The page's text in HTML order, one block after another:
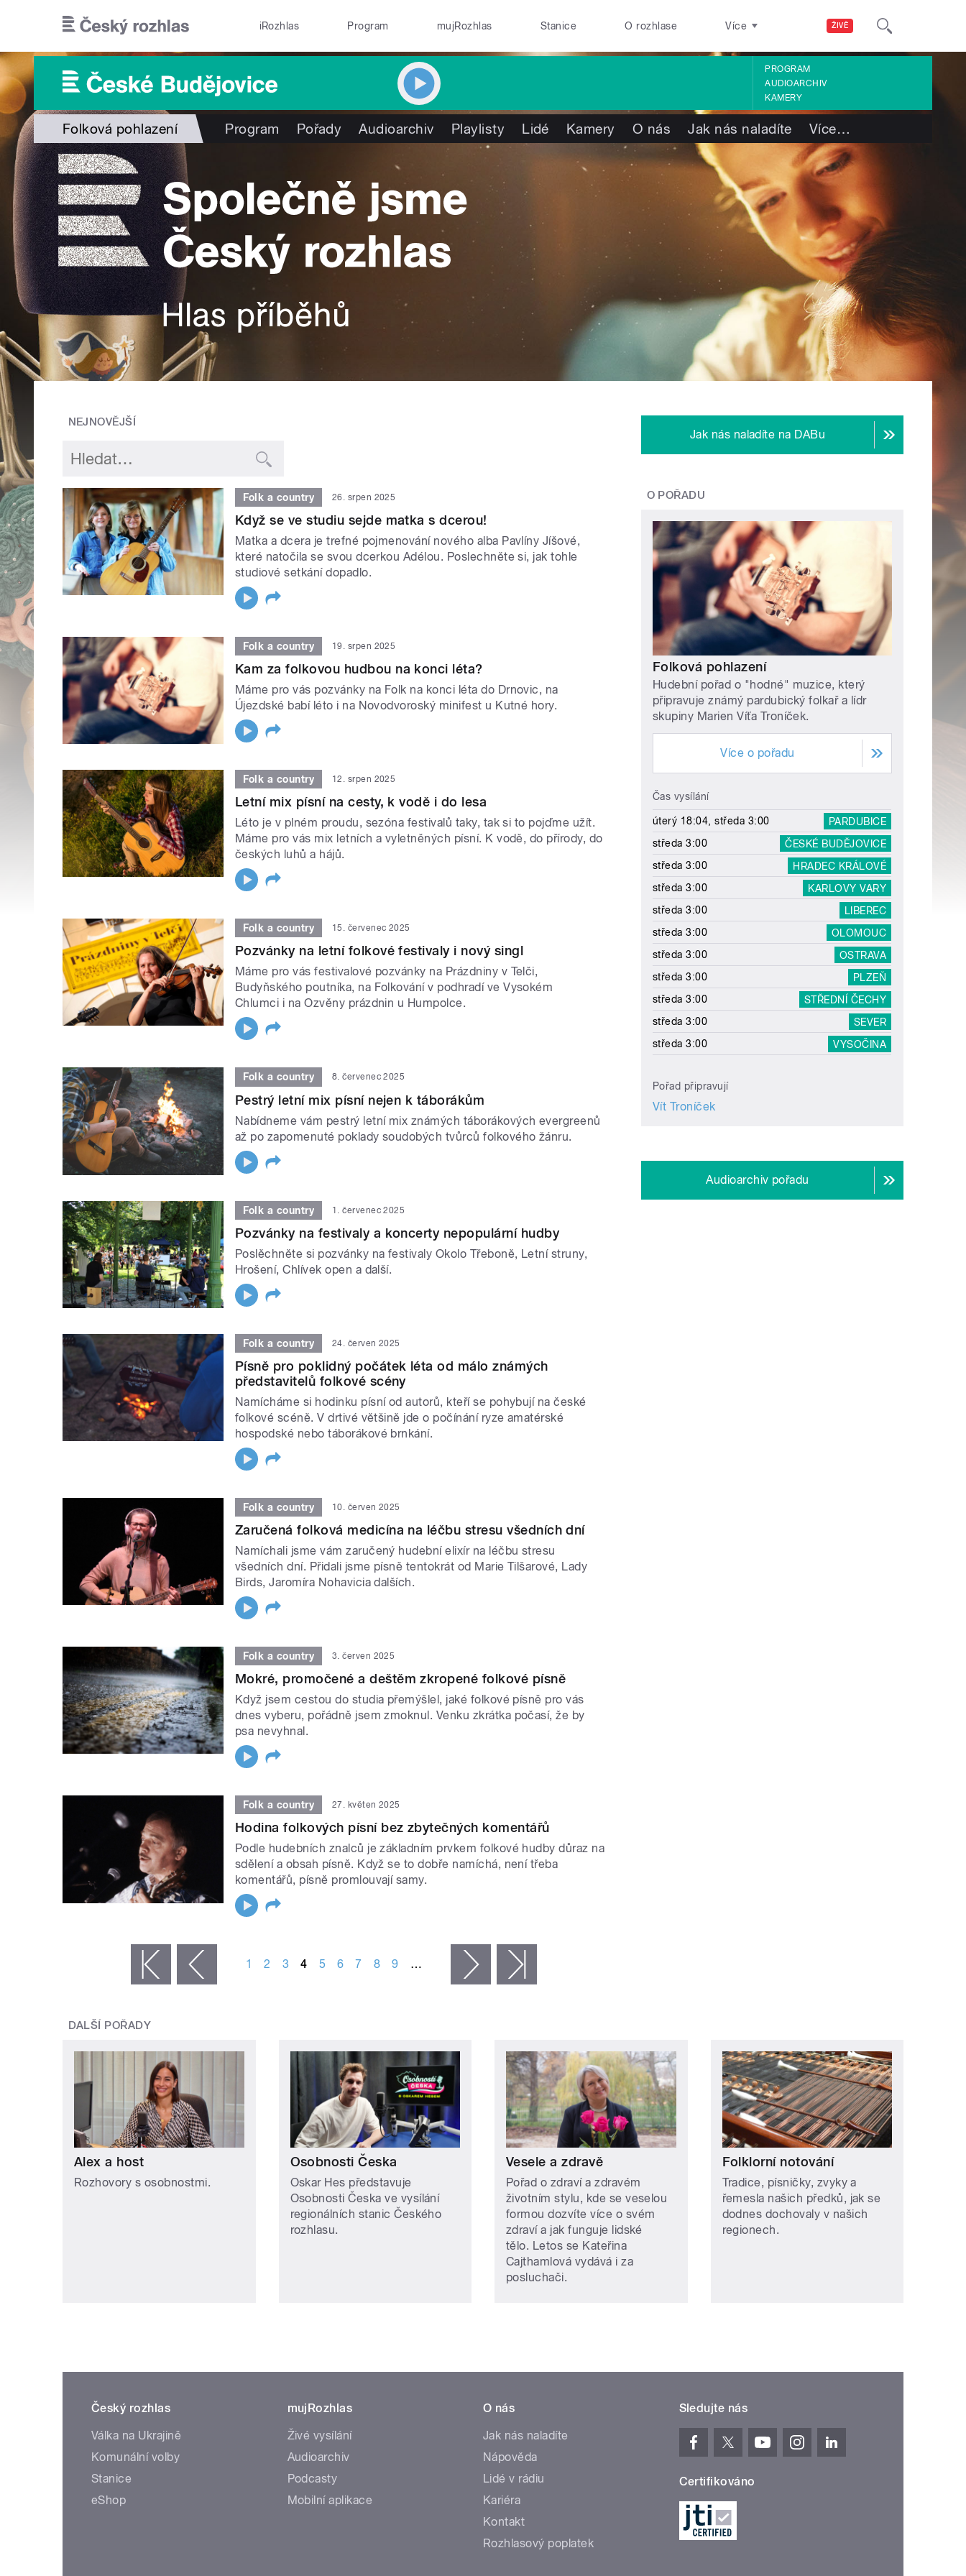
ŽIVĚ
iRozhlas Program mujRozhlas Stanice O rozhlase Více
PROGRAM
AUDIOARCHIV
KAMERY
Folková pohlazení Program Pořady Audioarchiv Playlisty Lidé Kamery O nás Jak nás naladíte Více…
NEJNOVĚJŠÍ
Folk a country 26. srpen 2025
Když se ve studiu sejde matka s dcerou!
Matka a dcera je trefné pojmenování nového alba Pavlíny Jíšové,
které natočila se svou dcerkou Adélou. Poslechněte si, jak tohle
studiové setkání dopadlo.
Folk a country 19. srpen 2025
Kam za folkovou hudbou na konci léta?
Máme pro vás pozvánky na Folk na konci léta do Drnovic, na
Újezdské babí léto i na Novodvoroský minifest u Kutné hory.
Folk a country 12. srpen 2025
Letní mix písní na cesty, k vodě i do lesa
Léto je v plném proudu, sezóna festivalů taky, tak si to pojďme užít.
Máme pro vás mix letních a vyletněných písní. K vodě, do přírody, do
českých luhů a hájů.
Folk a country 15. červenec 2025
Pozvánky na letní folkové festivaly i nový singl
Máme pro vás festivalové pozvánky na Prázdniny v Telči,
Budyňského poutníka, na Folkování v podhradí ve Vysokém
Chlumci i na Ozvěny prázdnin u Humpolce.
Folk a country 8. červenec 2025
Pestrý letní mix písní nejen k táborákům
Nabídneme vám pestrý letní mix známých táborákových evergreenů
až po zapomenuté poklady soudobých tvůrců folkového žánru.
Folk a country 1. červenec 2025
Pozvánky na festivaly a koncerty nepopulární hudby
Poslěchněte si pozvánky na festivaly Okolo Třeboně, Letní struny,
Hrošení, Chlívek open a další.
Folk a country 24. červen 2025
Písně pro poklidný počátek léta od málo známých
představitelů folkové scény
Namícháme si hodinku písní od autorů, kteří se pohybují na české
folkové scéně. V drtivé většině jde o počínání ryze amatérské
hospodské nebo táborákové brnkání.
Folk a country 10. červen 2025
Zaručená folková medicína na léčbu stresu všedních dní
Namíchali jsme vám zaručený hudební elixír na léčbu stresu
všedních dní. Přidali jsme písně tentokrát od Marie Tilšarové, Lady
Birds, Jaromíra Nohavicia dalších.
Folk a country 3. červen 2025
Mokré, promočené a deštěm zkropené folkové písně
Když jsem cestou do studia přemýšlel, jaké folkové písně pro vás
dnes vyberu, pořádně jsem zmoknul. Venku zkrátka počasí, že by
psa nevyhnal.
Folk a country 27. květen 2025
Hodina folkových písní bez zbytečných komentářů
Podle hudebních znalců je základním prvkem folkové hudby důraz na
sdělení a obsah písně. Když se to dobře namíchá, není třeba
komentářů, písně promlouvají samy.
‹ předchozí 1 2 3 4 5 6 7 8 9 … následující ›
Jak nás naladíte na DABu
O POŘADU
Folková pohlazení
Hudební pořad o "hodné" muzice, který
připravuje známý pardubický folkař a lídr
skupiny Marien Víťa Troníček.
Více o pořadu
Čas vysílání
úterý 18:04, středa 3:00
PARDUBICE
středa 3:00
ČESKÉ BUDĚJOVICE
středa 3:00
HRADEC KRÁLOVÉ
středa 3:00
KARLOVY VARY
středa 3:00
LIBEREC
středa 3:00
OLOMOUC
středa 3:00
OSTRAVA
středa 3:00
PLZEŇ
středa 3:00
STŘEDNÍ ČECHY
středa 3:00
SEVER
středa 3:00
VYSOČINA
Pořad připravují
Vít Troníček
Audioarchiv pořadu
DALŠÍ POŘADY
Alex a host
Rozhovory s osobnostmi.
Osobnosti Česka
Oskar Hes představuje
Osobnosti Česka ve vysílání
regionálních stanic Českého
rozhlasu.
Vesele a zdravě
Pořad o zdraví a zdravém
životním stylu, kde se veselou
formou dozvíte více o svém
zdraví a jak funguje lidské
tělo. Letos se Kateřina
Cajthamlová vydává i za
posluchači.
Folklorní notování
Tradice, písničky, zvyky a
řemesla našich předků, jak se
dodnes dochovaly v našich
regionech.
Český rozhlas
Válka na Ukrajině
Komunální volby
Stanice
eShop
mujRozhlas
Živé vysílání
Audioarchiv
Podcasty
Mobilní aplikace
O nás
Jak nás naladíte
Nápověda
Lidé v rádiu
Kariéra
Kontakt
Rozhlasový poplatek
Sledujte nás
Certifikováno